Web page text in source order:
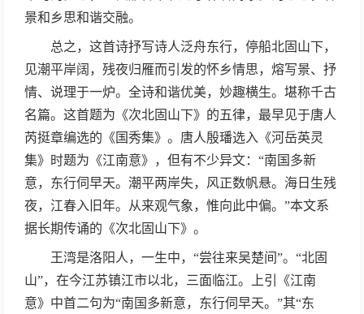
景和乡思和谐交融。
总之，这首诗抒写诗人泛舟东行，停船北固山下，
见潮平岸阔，残夜归雁而引发的怀乡情思，熔写景、抒
情、说理于一炉。全诗和谐优美，妙趣横生。堪称千古
名篇。这首题为《次北固山下》的五律，最早见于唐人
芮挺章编选的《国秀集》。唐人殷璠选入《河岳英灵
集》时题为《江南意》，但有不少异文：“南国多新
意，东行伺早天。潮平两岸失，风正数帆悬。海日生残
夜，江春入旧年。从来观气象，惟向此中偏。”本文系
据长期传诵的《次北固山下》。
王湾是洛阳人，一生中，“尝往来吴楚间”。“北固
山”，在今江苏镇江市以北，三面临江。上引《江南
意》中首二句为“南国多新意，东行伺早天。”其“东